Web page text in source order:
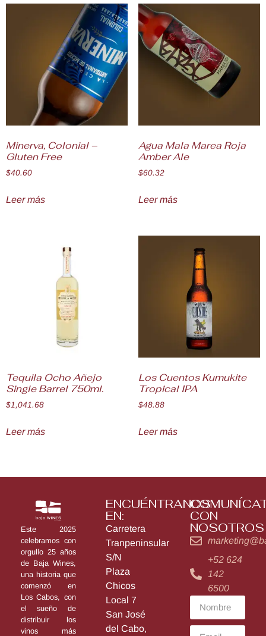
Minerva, Colonial –
Gluten Free
$40.60
Leer más
Agua Mala Marea Roja
Amber Ale
$60.32
Leer más
Tequila Ocho Añejo
Single Barrel 750ml.
$1,041.68
Leer más
Los Cuentos Kumukite
Tropical IPA
$48.88
Leer más
Este 2025
celebramos con
orgullo 25 años
de Baja Wines,
una historia que
comenzó en
Los Cabos, con
el sueño de
distribuir los
vinos más
ENCUÉNTRANOS
EN:
Carretera
Tranpeninsular
S/N
Plaza
Chicos
Local 7
San José
del Cabo,
CON
NOSOTROS
+52 624
142
6500